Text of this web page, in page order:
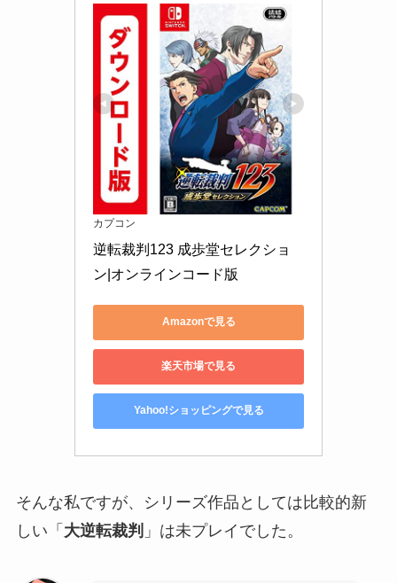
カプコン
逆転裁判123 成歩堂セレクショ
ン|オンラインコード版
Amazonで見る
楽天市場で見る
Yahoo!ショッピングで見る
そんな私ですが、シリーズ作品としては比較的新
しい「 大逆転裁判 」は未プレイでした。